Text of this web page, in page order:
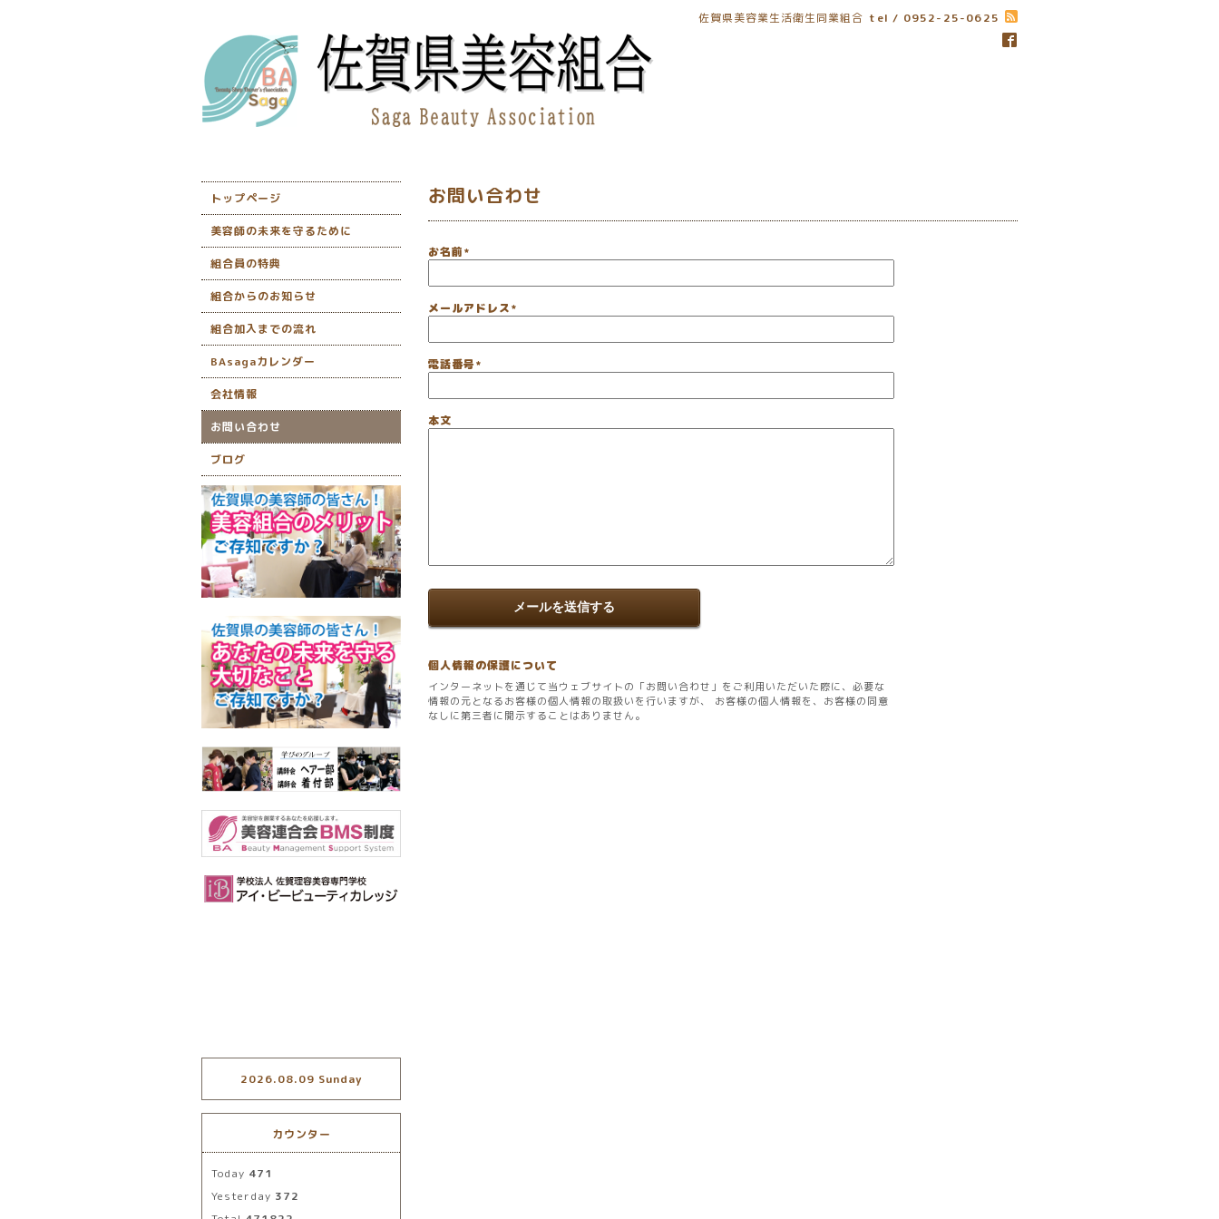
佐賀県美容業生活衛生同業組合 tel / 0952-25-0625
お問い合わせ
お名前*
メールアドレス*
電話番号*
本文
個人情報の保護について
インターネットを通じて当ウェブサイトの「お問い合わせ」をご利用いただいた際に、必要な
情報の元となるお客様の個人情報の取扱いを行いますが、 お客様の個人情報を、お客様の同意
なしに第三者に開示することはありません。
トップページ
美容師の未来を守るために
組合員の特典
組合からのお知らせ
組合加入までの流れ
BAsagaカレンダー
会社情報
お問い合わせ
ブログ
2026.08.09 Sunday
カウンター
Today 471
Yesterday 372